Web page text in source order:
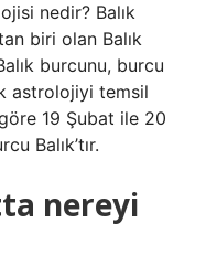
nedir? Balık
biri olan Balık
burcunu, burcu
astrolojiyi temsil
19 Şubat ile 20
Balık’tır.
nereyi